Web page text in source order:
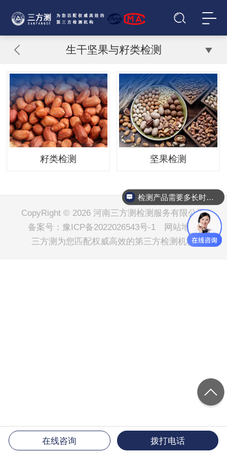
生干坚果与籽类检测
籽类检测 坚果检测
CopyRight © 2026 河南三方测检测服务有限公司
备案号： 豫ICP备2022026543号-1
网站地图
三方测 为您匹配权威高效的第三方检测机构
检测产品需要多长时间？
在线咨询 拨打电话